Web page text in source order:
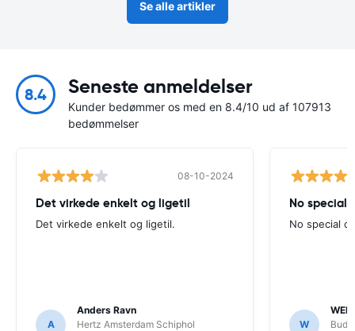
Se alle artikler
8.4 Seneste anmeldelser
Kunder bedømmer os med en 8.4/10 ud af 107913
bedømmelser
08-10-2024
Det virkede enkelt og ligetil
Det virkede enkelt og ligetil.
A
Anders Ravn
Hertz Amsterdam Schiphol
No special
No special
W